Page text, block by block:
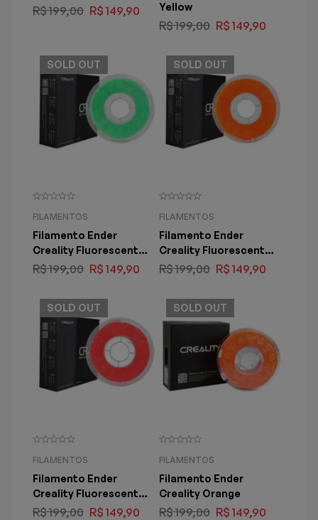
R$199,00 R$ 149,90
Yellow
R$199,00 R$ 149,90
SOLD OUT
FILAMENTOS
Filamento Ender
Creality Fluorescent
Green
R$199,00 R$ 149,90
SOLD OUT
FILAMENTOS
Filamento Ender
Creality Fluorescent
Orange
R$199,00 R$ 149,90
SOLD OUT
FILAMENTOS
Filamento Ender
Creality Fluorescent
Red
R$199,00 R$ 149,90
SOLD OUT
FILAMENTOS
Filamento Ender
Creality Orange
R$199,00 R$ 149,90